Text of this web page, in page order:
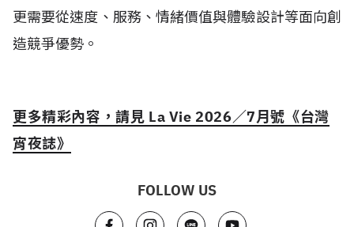
更需要從速度、服務、情緒價值與體驗設計等面向創
造競爭優勢。
更多精彩內容，請見 La Vie 2026／7月號《台灣
宵夜誌》
FOLLOW US